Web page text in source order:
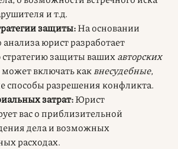
и т.д.
защиты:На основании
юрист разработает
защиты ваших авторских
может включать как внесудебные,
способы разрешения конфликта.
затрат:Юрист
вас о приблизительной
дела и возможных
расходах.